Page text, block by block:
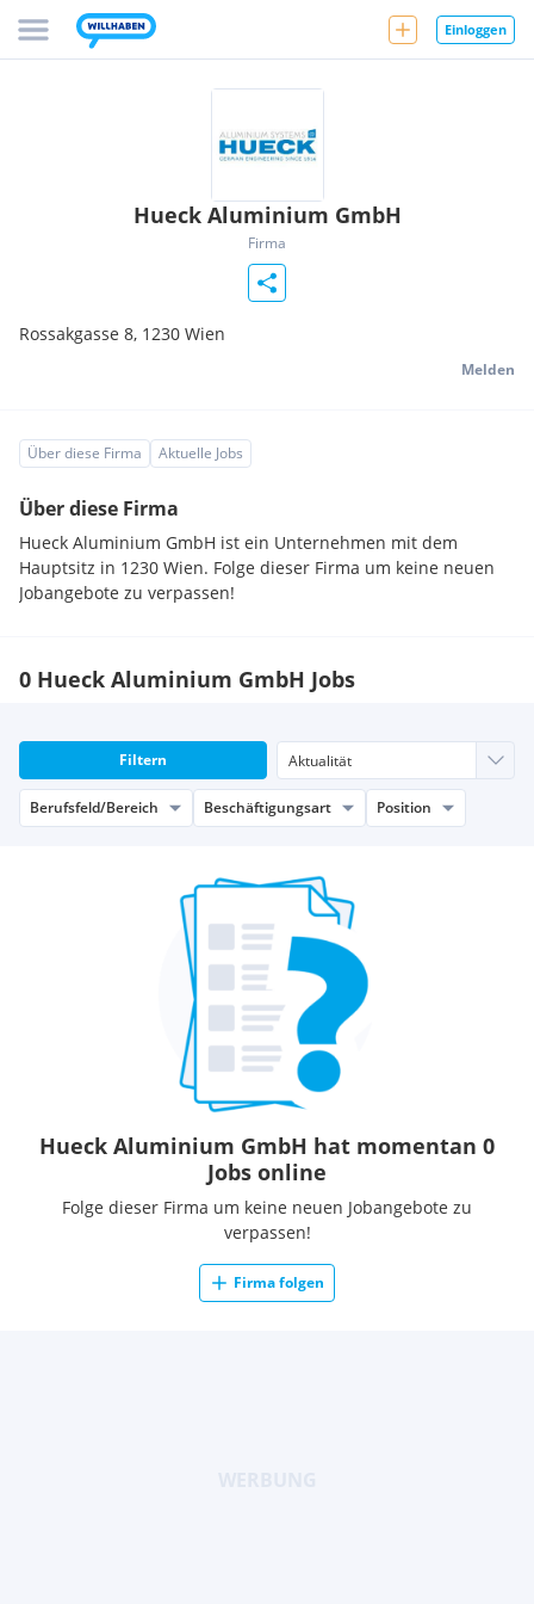
Einloggen
Hueck Aluminium GmbH
Firma
Rossakgasse 8, 1230 Wien
Melden
Über diese Firma Aktuelle Jobs
Über diese Firma
Hueck Aluminium GmbH ist ein Unternehmen mit dem
Hauptsitz in 1230 Wien. Folge dieser Firma um keine neuen
Jobangebote zu verpassen!
0 Hueck Aluminium GmbH Jobs
Filtern
Berufsfeld/Bereich Beschäftigungsart Position
Hueck Aluminium GmbH hat momentan 0
Jobs online
Folge dieser Firma um keine neuen Jobangebote zu
verpassen!
Firma folgen